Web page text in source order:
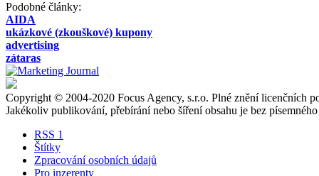
Podobné články:
AIDA
ukázkové (zkouškové) kupony
advertising
zátaras
Copyright © 2004-2020 Focus Agency, s.r.o. Plné znění licenčních
Jakékoliv publikování, přebírání nebo šíření obsahu je bez písemného
RSS 1
Štítky
Zpracování osobních údajů
Pro inzerenty